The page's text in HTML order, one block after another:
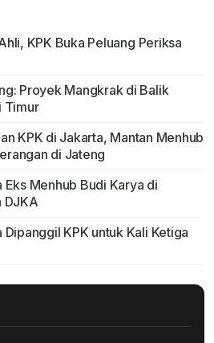
KPK Buka Peluang Periksa
Proyek Mangkrak di Balik
Timur
KPK di Jakarta, Mantan Menhub
di Jateng
Menhub Budi Karya di
DJKA
KPK untuk Kali Ketiga